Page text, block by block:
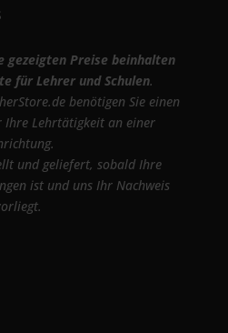
gezeigten Preise beinhalten
für Lehrer und Schulen.
benötigen Sie einen
Ihre Lehrtätigkeit an einer
und geliefert, sobald Ihre
ist und uns Ihr Nachweis